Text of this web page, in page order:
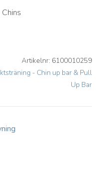
Artikelnr: 6100010259
- Chin up bar & Pull
Up Bar